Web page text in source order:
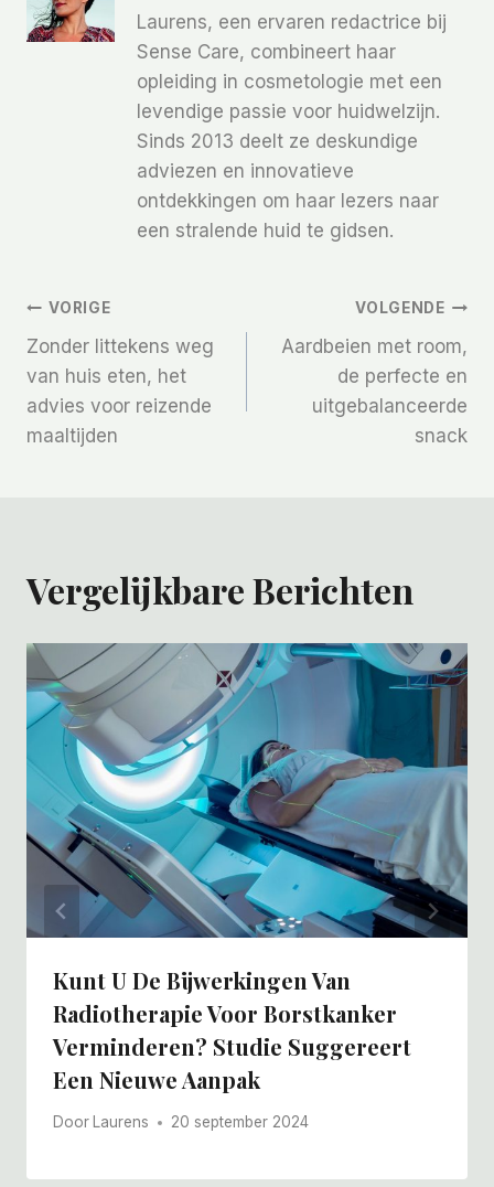
Laurens, een ervaren redactrice bij
Sense Care, combineert haar
opleiding in cosmetologie met een
levendige passie voor huidwelzijn.
Sinds 2013 deelt ze deskundige
adviezen en innovatieve
ontdekkingen om haar lezers naar
een stralende huid te gidsen.
Bericht
Navigatie
VORIGE
Zonder littekens weg
van huis eten, het
advies voor reizende
maaltijden
VOLGENDE
Aardbeien met room,
de perfecte en
uitgebalanceerde
snack
Vergelijkbare Berichten
Kunt U De Bijwerkingen Van
Radiotherapie Voor Borstkanker
Verminderen? Studie Suggereert
Een Nieuwe Aanpak
Door Laurens 20 september 2024